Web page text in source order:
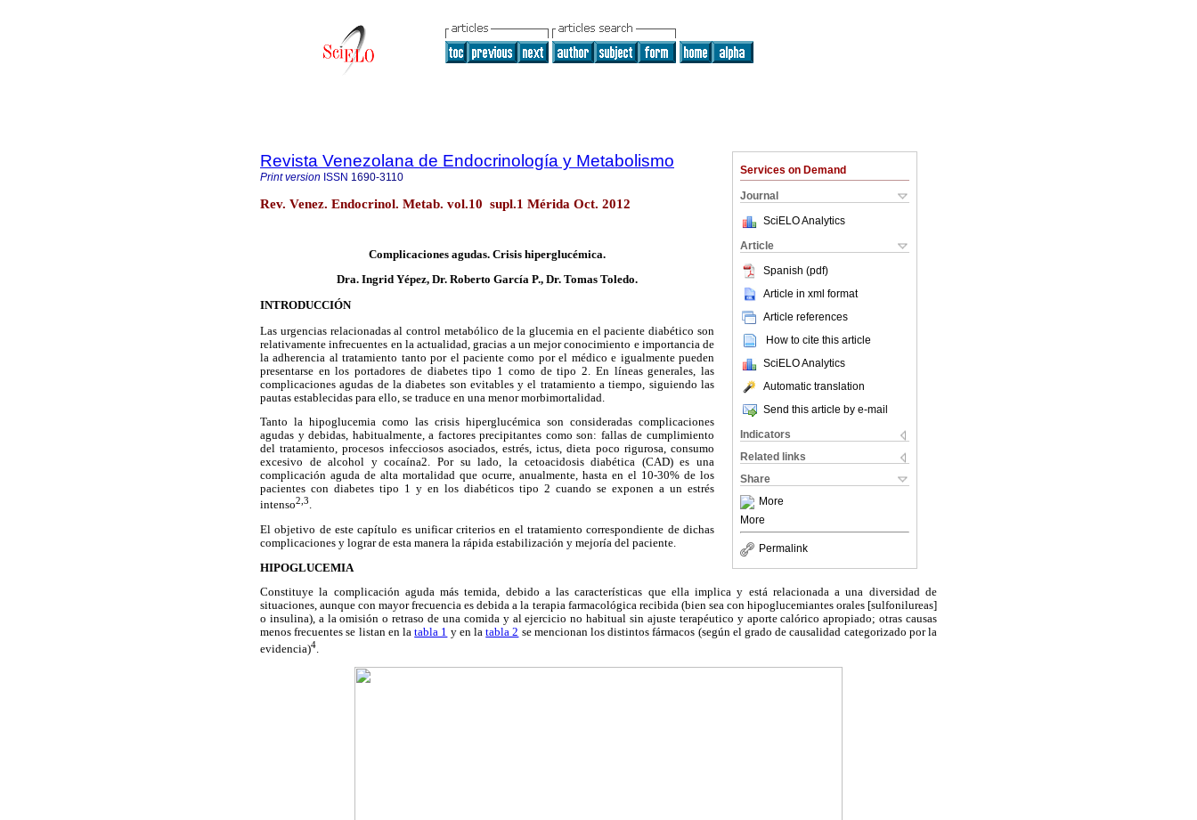
Services on Demand
Journal
SciELO Analytics
Article
Spanish (pdf)
Article in xml format
Article references
How to cite this article
SciELO Analytics
Automatic translation
Send this article by e-mail
Indicators
Related links
Share
More
More
Permalink
Revista Venezolana de Endocrinología y Metabolismo
Print version ISSN 1690-3110
Rev. Venez. Endocrinol. Metab. vol.10 supl.1 Mérida Oct. 2012
Complicaciones agudas. Crisis hiperglucémica.
Dra. Ingrid Yépez, Dr. Roberto García P., Dr. Tomas Toledo.
INTRODUCCIÓN
Las urgencias relacionadas al control metabólico de la glucemia en el paciente diabético son
relativamente infrecuentes en la actualidad, gracias a un mejor conocimiento e importancia de
la adherencia al tratamiento tanto por el paciente como por el médico e igualmente pueden
presentarse en los portadores de diabetes tipo 1 como de tipo 2. En líneas generales, las
complicaciones agudas de la diabetes son evitables y el tratamiento a tiempo, siguiendo las
pautas establecidas para ello, se traduce en una menor morbimortalidad.
Tanto la hipoglucemia como las crisis hiperglucémica son consideradas complicaciones
agudas y debidas, habitualmente, a factores precipitantes como son: fallas de cumplimiento
del tratamiento, procesos infecciosos asociados, estrés, ictus, dieta poco rigurosa, consumo
excesivo de alcohol y cocaína2. Por su lado, la cetoacidosis diabética (CAD) es una
complicación aguda de alta mortalidad que ocurre, anualmente, hasta en el 10-30% de los
pacientes con diabetes tipo 1 y en los diabéticos tipo 2 cuando se exponen a un estrés
intenso2,3.
El objetivo de este capítulo es unificar criterios en el tratamiento correspondiente de dichas
complicaciones y lograr de esta manera la rápida estabilización y mejoría del paciente.
HIPOGLUCEMIA
Constituye la complicación aguda más temida, debido a las características que ella implica y está relacionada a una diversidad de
situaciones, aunque con mayor frecuencia es debida a la terapia farmacológica recibida (bien sea con hipoglucemiantes orales [sulfonilureas]
o insulina), a la omisión o retraso de una comida y al ejercicio no habitual sin ajuste terapéutico y aporte calórico apropiado; otras causas
menos frecuentes se listan en latabla 1 y en latabla 2 se mencionan los distintos fármacos (según el grado de causalidad categorizado por la
evidencia)4